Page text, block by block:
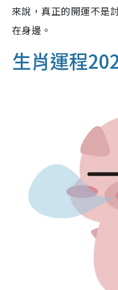
來說，真正的開運不是
在身邊。
生肖運程